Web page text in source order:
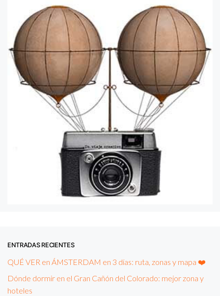
ENTRADAS RECIENTES
QUÉ VER en ÁMSTERDAM en 3 días: ruta, zonas y mapa ❤️
Dónde dormir en el Gran Cañón del Colorado: mejor zona y
hoteles